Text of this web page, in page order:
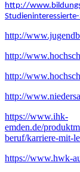
http://
http://
http://
http://
http://
https://www.ihk-
emden.de/
beruf/karriere-mit-
https://www.hwk-